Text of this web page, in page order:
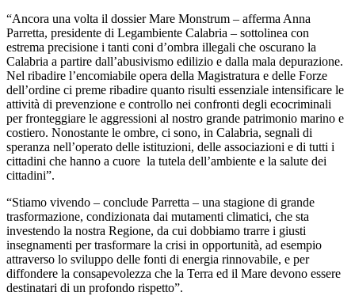
“Ancora una volta il dossier Mare Monstrum – afferma Anna
Parretta, presidente di Legambiente Calabria – sottolinea con
estrema precisione i tanti coni d’ombra illegali che oscurano la
Calabria a partire dall’abusivismo edilizio e dalla mala depurazione.
Nel ribadire l’encomiabile opera della Magistratura e delle Forze
dell’ordine ci preme ribadire quanto risulti essenziale intensificare le
attività di prevenzione e controllo nei confronti degli ecocriminali
per fronteggiare le aggressioni al nostro grande patrimonio marino e
costiero. Nonostante le ombre, ci sono, in Calabria, segnali di
speranza nell’operato delle istituzioni, delle associazioni e di tutti i
cittadini che hanno a cuore la tutela dell’ambiente e la salute dei
cittadini”.
“Stiamo vivendo – conclude Parretta – una stagione di grande
trasformazione, condizionata dai mutamenti climatici, che sta
investendo la nostra Regione, da cui dobbiamo trarre i giusti
insegnamenti per trasformare la crisi in opportunità, ad esempio
attraverso lo sviluppo delle fonti di energia rinnovabile, e per
diffondere la consapevolezza che la Terra ed il Mare devono essere
destinatari di un profondo rispetto”.